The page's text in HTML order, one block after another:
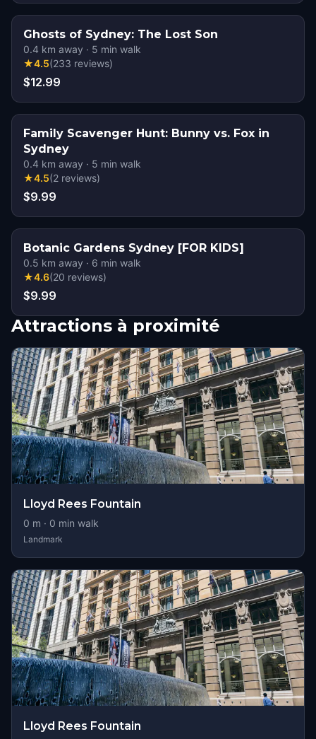
Ghosts of Sydney: The Lost Son
0.4 km away · 5 min walk
★4.5(233 reviews)
$12.99
Family Scavenger Hunt: Bunny vs. Fox in
Sydney
0.4 km away · 5 min walk
★4.5(2 reviews)
$9.99
Botanic Gardens Sydney [FOR KIDS]
0.5 km away · 6 min walk
★4.6(20 reviews)
$9.99
Attractions à proximité
Lloyd Rees Fountain
0 m · 0 min walk
Landmark
Lloyd Rees Fountain